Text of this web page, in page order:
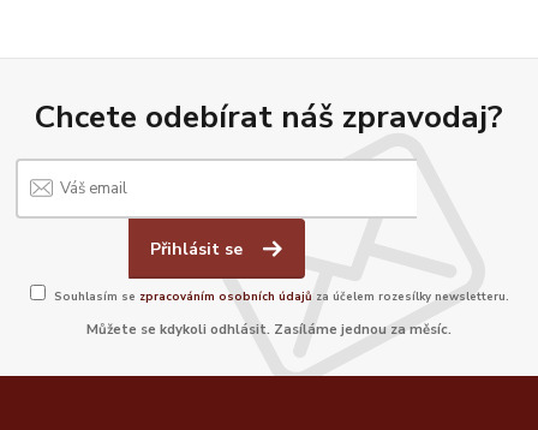
Chcete odebírat náš zpravodaj?
Přihlásit se
Souhlasím se zpracováním osobních údajů za účelem rozesílky newsletteru.
Můžete se kdykoli odhlásit. Zasíláme jednou za měsíc.